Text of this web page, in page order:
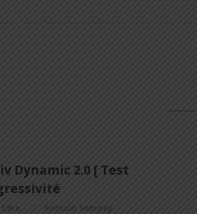
Dynamic 2.0 [ Test
Like Romain Sempey